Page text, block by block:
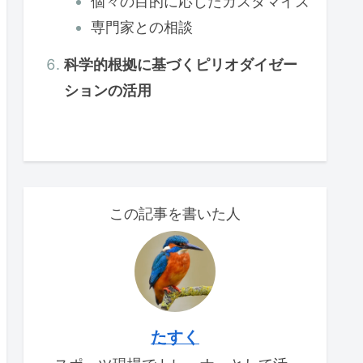
専門家との相談
科学的根拠に基づくピリオダイゼー
ションの活用
この記事を書いた人
たすく